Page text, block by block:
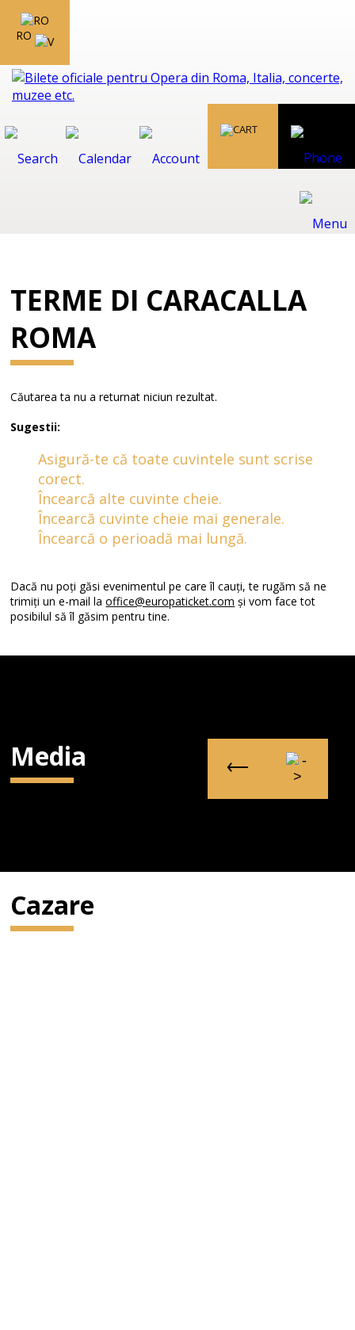
RO
TERME DI CARACALLA
ROMA
Căutarea ta nu a returnat niciun rezultat.
Sugestii:
Asigură-te că toate cuvintele sunt scrise
corect.
Încearcă alte cuvinte cheie.
Încearcă cuvinte cheie mai generale.
Încearcă o perioadă mai lungă.
Dacă nu poți găsi evenimentul pe care îl cauți, te rugăm să ne
trimiți un e-mail laoffice@europaticket.com și vom face tot
posibilul să îl găsim pentru tine.
Media
Cazare